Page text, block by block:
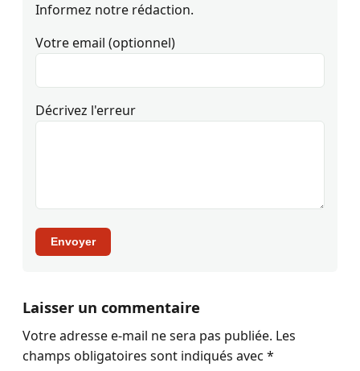
Informez notre rédaction.
Votre email (optionnel)
Décrivez l'erreur
Envoyer
Laisser un commentaire
Votre adresse e-mail ne sera pas publiée. Les
champs obligatoires sont indiqués avec *